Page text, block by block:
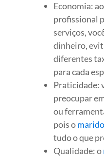
Economia:
profissional
serviços,
dinheiro,
diferentes
para cada
Praticidade:
preocupar
ou
pois o
tudo o que
Qualidade: o